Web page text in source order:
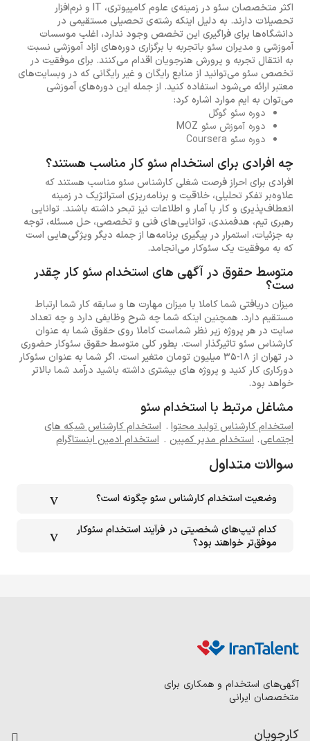
اکثر متخصصان سئو در زمینه‌ی علوم کامپیوتری، IT و نرم‌افزار
تحصیلات دارند. به دلیل اینکه رشته‌ی تحصیلی مستقیمی در
دانشگاه‌ها برای فراگیری این تخصص وجود ندارد، اغلب موسسات
آموزشی و مدیران سئو باتجربه با برگزاری دوره‌های ازاد آموزشی نسبت
به انتقال تجربه و پرورش هنرجویان اقدام می‌کنند. برای موفقیت در
تخصص سئو می‌توانید از منابع رایگان و غیر رایگانی که در وبسایت‌های
معتبر ارائه می‌شود استفاده کنید. از جمله این دوره‌های آموزشی
می‌توان به ایم موارد اشاره کرد:
دوره سئو گوگل
دوره آموزش سئو MOZ
دوره سئو Coursera
چه افرادی برای استخدام سئو کار مناسب هستند؟
افرادی برای احراز فرصت شغلی کارشناس سئو مناسب هستند که
علاوه‌بر تفکر تحلیلی، خلاقیت و برنامه‌ریزی استراتژیک در زمینه
انعطاف‌پذیری و کار با آمار و اطلاعات نیز تبحر داشته باشند. توانایی
رهبری تیم، هدفمندی، توانایی‌های فنی و تخصصی، حل مسئله، توجه
به جزئیات، استمرار در پیگیری برنامه‌ها از جمله دیگر ویژگی‌هایی است
که به موفقیت یک سئوکار می‌انجامد.
متوسط حقوق در آگهی های استخدام سئو کار چقدر
ست؟
میزان دریافتی شما کاملا با میزان مهارت ها و سابقه کار شما ارتباط
مستقیم دارد. همچنین اینکه شما چه شرح وظایفی دارد و چه تعداد
سایت در هر پروژه زیر نظر شماست کاملا روی حقوق شما به عنوان
کارشناس سئو تاثیرگذار است. بطور کلی متوسط حقوق سئوکار حضوری
در تهران از 18-35 میلیون تومان متغیر است. اگر شما به عنوان سئوکار
دورکاری کار کنید و پروژه های بیشتری داشته باشید درآمد شما بالاتر
خواهد بود.
مشاغل مرتبط با استخدام سئو
استخدام کارشناس تولید محتوا . استخدام کارشناس شبکه های
اجتماعی. استخدام مدیر کمپین . استخدام ادمین اینستاگرام
سوالات متداول
وضعیت استخدام کارشناس سئو چگونه است؟
کدام تیپ‌های شخصیتی در فرآیند استخدام سئوکار
موفق‌تر خواهند بود؟
آگهی‌های استخدام و همکاری برای
متخصصان ایرانی
کارجویان